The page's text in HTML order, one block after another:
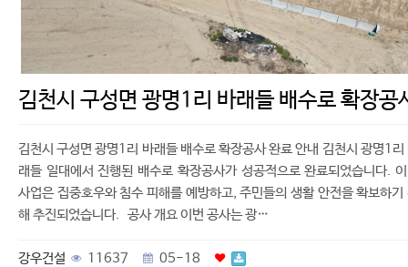
김천시 구성면 광명1리 바래들 배수로 확장공
김천시 구성면 광명1리 바래들 배수로 확장공사 완료 안내 김천시 광명1리
래들 일대에서 진행된 배수로 확장공사가 성공적으로 완료되었습니다.
사업은 집중호우와 침수 피해를 예방하고, 주민들의 생활 안전을 확보하기
해 추진되었습니다. 공사 개요 이번 공사는 광…
강우건설 11637 05-18